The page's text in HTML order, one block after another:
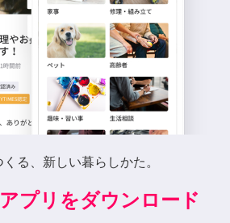
る、新しい暮らしかた。
プリをダウンロード